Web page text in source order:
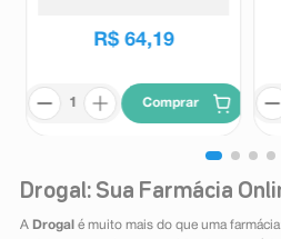
R$ 64,19
Comprar
Drogal: Sua Farmácia
A Drogal é muito mais do que uma